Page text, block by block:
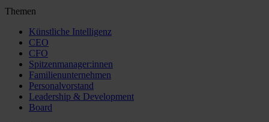
Themen
Künstliche Intelligenz
CEO
CFO
Spitzenmanager:innen
Familienunternehmen
Personalvorstand
Leadership & Development
Board